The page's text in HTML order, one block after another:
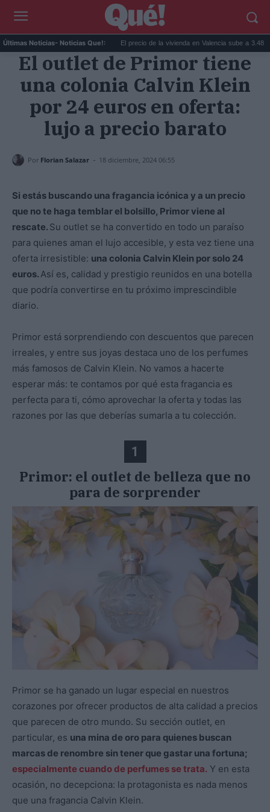
Últimas Noticias- Noticias Que!:
idénticos que a... El precio de la vivienda en Valencia sube a 3.485 ...
El outlet de Primor tiene
una colonia Calvin Klein
por 24 euros en oferta:
lujo a precio barato
Por Florian Salazar - 18 diciembre, 2024 06:55
Si estás buscando una fragancia icónica y a un precio
que no te haga temblar el bolsillo, Primor viene al
rescate. Su outlet se ha convertido en todo un paraíso
para quienes aman el lujo accesible, y esta vez tiene una
oferta irresistible: una colonia Calvin Klein por solo 24
euros.Así es, calidad y prestigio reunidos en una botella
que podría convertirse en tu próximo imprescindible
diario.
Primor está sorprendiendo con descuentos que parecen
irreales, y entre sus joyas destaca uno de los perfumes
más famosos de Calvin Klein. No vamos a hacerte
esperar más: te contamos por qué esta fragancia es
perfecta para ti, cómo aprovechar la oferta y todas las
razones por las que deberías sumarla a tu colección.
1
Primor: el outlet de belleza que no
para de sorprender
Primor se ha ganado un lugar especial en nuestros
corazones por ofrecer productos de alta calidad a precios
que parecen de otro mundo. Su sección outlet, en
particular, es una mina de oro para quienes buscan
marcas de renombre sin tener que gastar una fortuna;
especialmente cuando de perfumes se trata. Y en esta
ocasión, no decepciona: la protagonista es nada menos
que una fragancia Calvin Klein.